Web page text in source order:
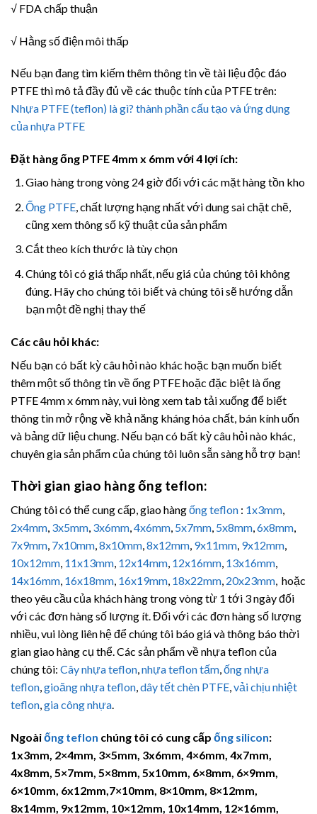
√ FDA chấp thuận
√ Hằng số điện môi thấp
Nếu bạn đang tìm kiếm thêm thông tin về tài liệu độc đáo
PTFE thì mô tả đầy đủ về các thuộc tính của PTFE trên:
Nhựa PTFE (teflon) là gì? thành phần cấu tạo và ứng dụng
của nhựa PTFE
Đặt hàng ống PTFE 4mm x 6mm với 4 lợi ích:
Giao hàng trong vòng 24 giờ đối với các mặt hàng tồn kho
Ống PTFE, chất lượng hạng nhất với dung sai chặt chẽ,
cũng xem thông số kỹ thuật của sản phẩm
Cắt theo kích thước là tùy chọn
Chúng tôi có giá thấp nhất, nếu giá của chúng tôi không
đúng. Hãy cho chúng tôi biết và chúng tôi sẽ hướng dẫn
bạn một đề nghị thay thế
Các câu hỏi khác:
Nếu bạn có bất kỳ câu hỏi nào khác hoặc bạn muốn biết
thêm một số thông tin về ống PTFE hoặc đặc biệt là ống
PTFE 4mm x 6mm này, vui lòng xem tab tải xuống để biết
thông tin mở rộng về khả năng kháng hóa chất, bán kính uốn
và bảng dữ liệu chung. Nếu bạn có bất kỳ câu hỏi nào khác,
chuyên gia sản phẩm của chúng tôi luôn sẵn sàng hỗ trợ bạn!
Thời gian giao hàng ống teflon:
Chúng tôi có thể cung cấp, giao hàngống teflon : 1x3mm,
2x4mm, 3x5mm, 3x6mm,4x6mm, 5x7mm, 5x8mm,6x8mm,
7x9mm, 7x10mm,8x10mm,8x12mm, 9x11mm, 9x12mm,
10x12mm, 11x13mm, 12x14mm, 12x16mm, 13x16mm,
14x16mm, 16x18mm, 16x19mm, 18x22mm, 20x23mm, hoặc
theo yêu cầu của khách hàng trong vòng từ 1 tới 3 ngày đối
với các đơn hàng số lượng ít. Đối với các đơn hàng số lượng
nhiều, vui lòng liên hệ để chúng tôi báo giá và thông báo thời
gian giao hàng cụ thể. Các sản phẩm về nhựa teflon của
chúng tôi: Cây nhựa teflon,nhựa teflon tấm,ống nhựa
teflon,gioăng nhựa teflon,dây tết chèn PTFE,vải chịu nhiệt
teflon,gia công nhựa.
Ngoàiống teflon chúng tôi có cung cấp ống silicon:
1x3mm, 2×4mm, 3×5mm, 3x6mm, 4×6mm, 4x7mm,
4x8mm, 5×7mm, 5×8mm, 5x10mm, 6×8mm, 6×9mm,
6×10mm, 6x12mm,7×10mm, 8×10mm, 8×12mm,
8x14mm, 9x12mm, 10×12mm, 10x14mm, 12×16mm,